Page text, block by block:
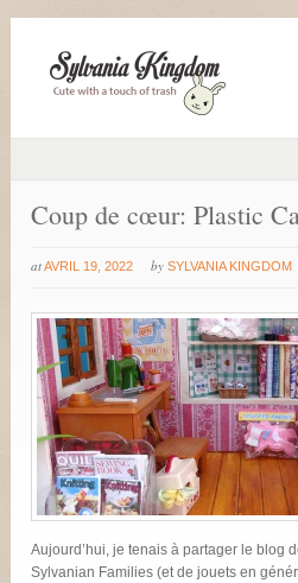
Coup de cœur: Plastic
atAVRIL 19, 2022 by SYLVANIA KINGDOM
Aujourd’hui, je tenais à partager le blog
Sylvanian Families (et de jouets en